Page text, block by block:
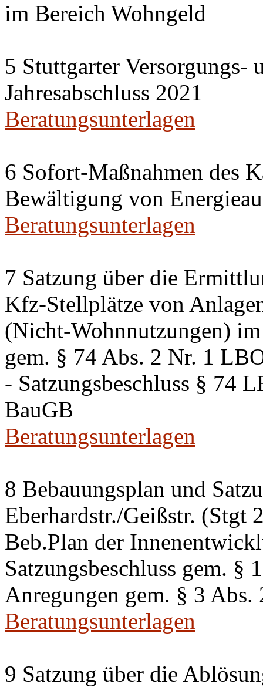
im Bereich Wohngeld
5 Stuttgarter Versorgungs-
Jahresabschluss 2021
Beratungsunterlagen
6 Sofort-Maßnahmen des
Bewältigung von
Beratungsunterlagen
7 Satzung über die
Kfz-Stellplätze von
(Nicht-Wohnnutzungen)
gem. § 74 Abs. 2 Nr. 1
- Satzungsbeschluss § 74
BauGB
Beratungsunterlagen
8 Bebauungsplan und
Eberhardstr./Geißstr. (Stgt
Beb.Plan der
Satzungsbeschluss gem.
Anregungen gem. § 3 Abs.
Beratungsunterlagen
9 Satzung über die